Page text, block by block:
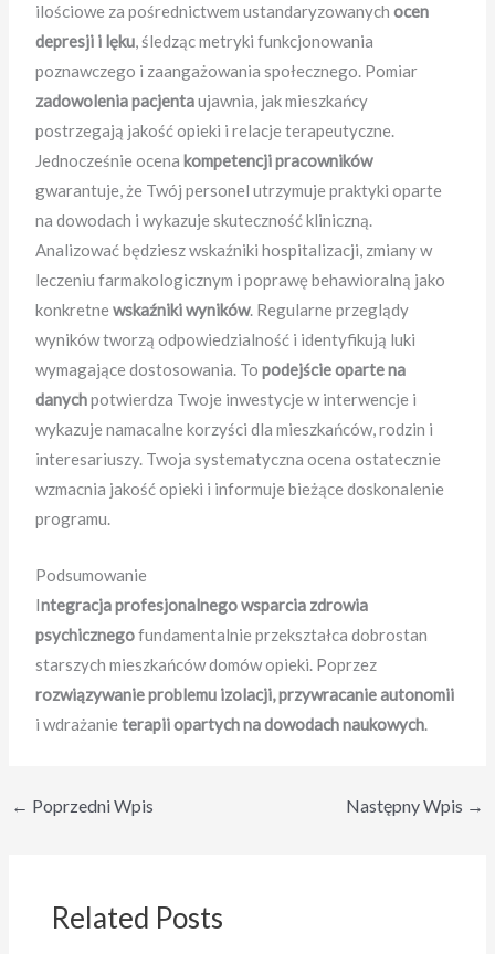
ilościowe za pośrednictwem ustandaryzowanychocen
depresji i lęku, śledząc metryki funkcjonowania
poznawczego i zaangażowania społecznego. Pomiar
zadowolenia pacjentaujawnia, jak mieszkańcy
postrzegają jakość opieki i relacje terapeutyczne.
Jednocześnie ocenakompetencji pracowników
gwarantuje, że Twój personel utrzymuje praktyki oparte
na dowodach i wykazuje skuteczność kliniczną.
Analizować będziesz wskaźniki hospitalizacji, zmiany w
leczeniu farmakologicznym i poprawę behawioralną jako
konkretnewskaźniki wyników. Regularne przeglądy
wyników tworzą odpowiedzialność i identyfikują luki
wymagające dostosowania. Topodejście oparte na
danychpotwierdza Twoje inwestycje w interwencje i
wykazuje namacalne korzyści dla mieszkańców, rodzin i
interesariuszy. Twoja systematyczna ocena ostatecznie
wzmacnia jakość opieki i informuje bieżące doskonalenie
programu.
Podsumowanie
Integracja profesjonalnego wsparcia zdrowia
psychicznegofundamentalnie przekształca dobrostan
starszych mieszkańców domów opieki. Poprzez
rozwiązywanie problemu izolacji, przywracanie autonomii
i wdrażanieterapii opartych na dowodach naukowych.
← Poprzedni Wpis Następny Wpis →
Related Posts